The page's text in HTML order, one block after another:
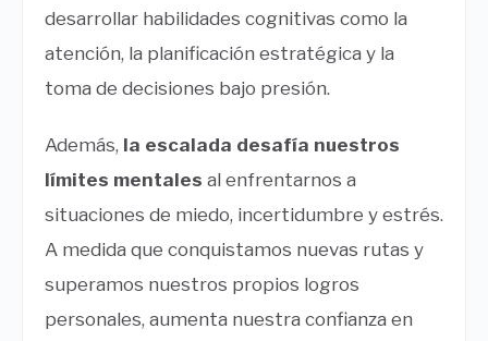
desarrollar habilidades cognitivas como la
atención, la planificación estratégica y la
toma de decisiones bajo presión.
Además, la escalada desafía nuestros
límites mentales al enfrentarnos a
situaciones de miedo, incertidumbre y estrés.
A medida que conquistamos nuevas rutas y
superamos nuestros propios logros
personales, aumenta nuestra confianza en